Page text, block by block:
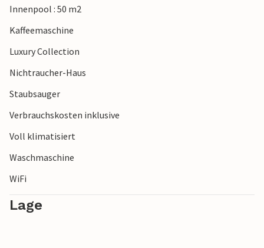
Spanien gekürt. Die nahegelegenen Restaurants sind
inselweit für die gute einheimische Küche bekannt. Ein
landestypischen Spezialitäten sind leicht zu Fuß zu
erreichen.
Innenpool : 50 m2
Kaffeemaschine
Luxury Collection
Nichtraucher-Haus
Staubsauger
Verbrauchskosten inklusive
Voll klimatisiert
Waschmaschine
WiFi
Lage